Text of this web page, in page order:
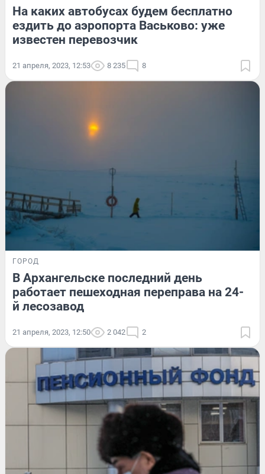
На каких автобусах будем бесплатно
ездить до аэропорта Васьково: уже
известен перевозчик
21 апреля, 2023, 12:53 8 235 8
ГОРОД
В Архангельске последний день
работает пешеходная переправа на 24-
й лесозавод
21 апреля, 2023, 12:50 2 042 2